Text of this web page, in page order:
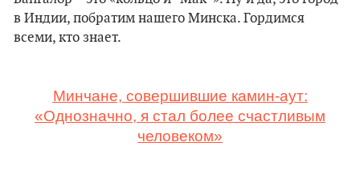
в Индии, побратим нашего Минска. Гордимся
всеми, кто знает.
Минчане, совершившие камин-аут:
«Однозначно, я стал более счастливым
человеком»